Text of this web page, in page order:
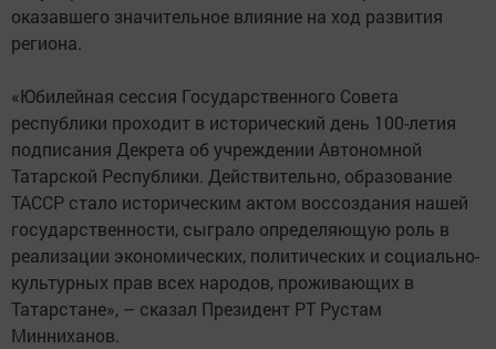
оказавшего значительное влияние на ход развития
региона.
«Юбилейная сессия Государственного Совета
республики проходит в исторический день 100-летия
подписания Декрета об учреждении Автономной
Татарской Республики. Действительно, образование
ТАССР стало историческим актом воссоздания нашей
государственности, сыграло определяющую роль в
реализации экономических, политических и социально-
культурных прав всех народов, проживающих в
Татарстане», – сказал Президент РТ Рустам
Минниханов.